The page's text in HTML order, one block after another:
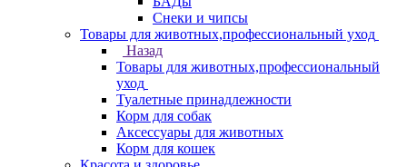
Снеки и чипсы
Товары для животных,профессиональный уход
Назад
Товары для животных,профессиональный
уход
Туалетные принадлежности
Корм для собак
Аксессуары для животных
Корм для кошек